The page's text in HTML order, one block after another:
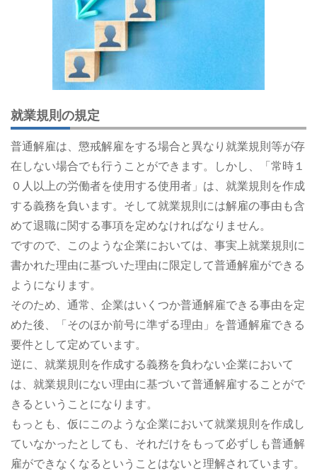
就業規則の規定
普通解雇は、懲戒解雇をする場合と異なり就業規則等が存
在しない場合でも行うことができます。しかし、「常時１
０人以上の労働者を使用する使用者」は、就業規則を作成
する義務を負います。そして就業規則には解雇の事由も含
めて退職に関する事項を定めなければなりません。
ですので、このような企業においては、事実上就業規則に
書かれた理由に基づいた理由に限定して普通解雇ができる
ようになります。
そのため、通常、企業はいくつか普通解雇できる事由を定
めた後、「そのほか前号に準ずる理由」を普通解雇できる
要件として定めています。
逆に、就業規則を作成する義務を負わない企業において
は、就業規則にない理由に基づいて普通解雇することがで
きるということになります。
もっとも、仮にこのような企業において就業規則を作成し
ていなかったとしても、それだけをもって必ずしも普通解
雇ができなくなるということはないと理解されています。